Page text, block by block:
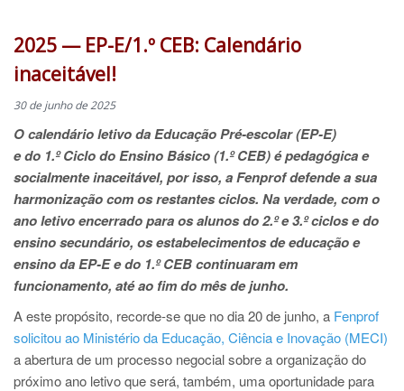
2025 — EP-E/1.º CEB: Calendário
inaceitável!
30 de junho de 2025
O calendário letivo da Educação Pré-escolar (EP-E)
e do 1.º Ciclo do Ensino Básico (1.º CEB) é pedagógica e
socialmente inaceitável, por isso, a Fenprof defende a sua
harmonização com os restantes ciclos. Na verdade, com o
ano letivo encerrado para os alunos do 2.º e 3.º ciclos e do
ensino secundário, os estabelecimentos de educação e
ensino da EP-E e do 1.º CEB continuaram em
funcionamento, até ao fim do mês de junho.
A este propósito, recorde-se que no dia 20 de junho, a Fenprof
solicitou ao Ministério da Educação, Ciência e Inovação (MECI)
a abertura de um processo negocial sobre a organização do
próximo ano letivo que será, também, uma oportunidade para